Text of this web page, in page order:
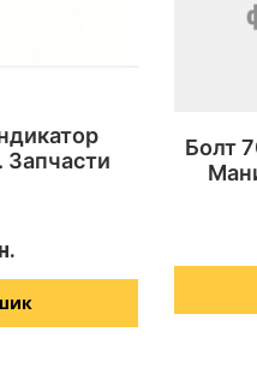
Запчасти
Болт